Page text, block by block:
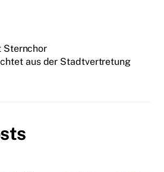
Sternchor
aus der Stadtvertretung